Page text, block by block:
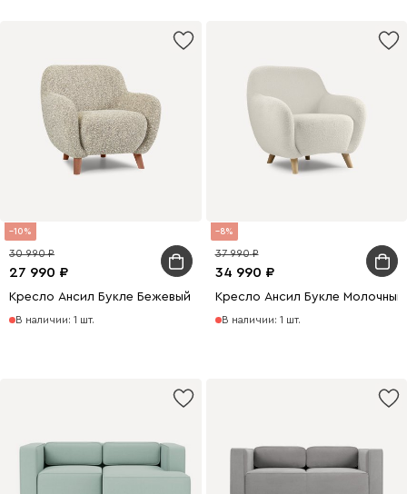
10
27 990
30 990
Кресло Ансил Букле Бежевый
В наличии: 1 шт.
8
34 990
37 990
Кресло Ансил Букле Молочный
В наличии: 1 шт.